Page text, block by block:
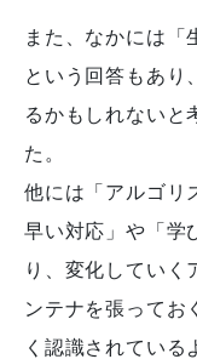
また、なかには「
という回答もあり
るかもしれないと
た。
他には「アルゴリ
早い対応」や「学
り、変化していく
ンテナを張ってお
く認識されている